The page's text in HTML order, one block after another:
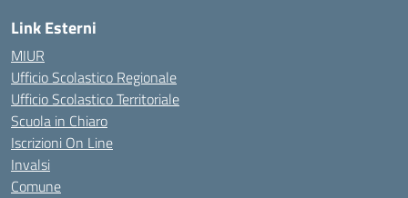
Link Esterni
MIUR
Ufficio Scolastico Regionale
Ufficio Scolastico Territoriale
Scuola in Chiaro
Iscrizioni On Line
Invalsi
Comune